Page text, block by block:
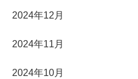
2024年12月
2024年11月
2024年10月